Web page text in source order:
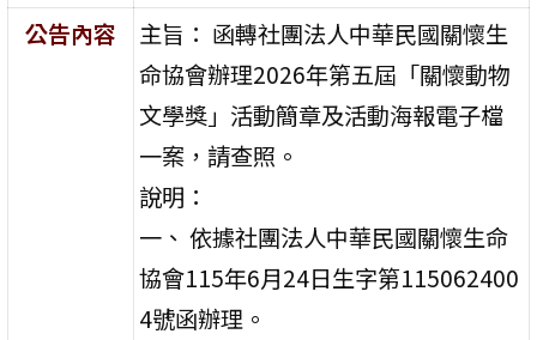
公告內容
主旨： 函轉社團法人中華民國關懷生
命協會辦理2026年第五屆「關懷動物
文學獎」活動簡章及活動海報電子檔
一案，請查照。
說明：
一、 依據社團法人中華民國關懷生命
協會115年6月24日生字第115062400
4號函辦理。